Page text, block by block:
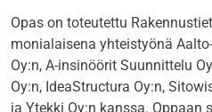
Opas on toteutettu
monialaisena yhteistyönä
Oy:n, A-insinöörit Suunnittelu
Oy:n, IdeaStructura Oy:n,
ja Ytekki Oy:n kanssa. Oppaan